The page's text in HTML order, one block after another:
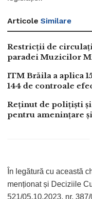
Articole Similare
Restricții de
paradei Muzicilor
ITM Brăila a aplica
144 de controale
Reținut de polițiști
pentru amenințare
În legătură cu această
menționat și Deciziile
521/05.10.2023, nr.